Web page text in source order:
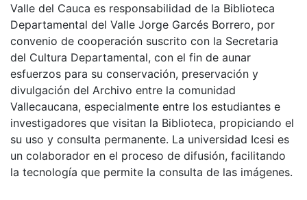
Valle del Cauca es responsabilidad de la Biblioteca
Departamental del Valle Jorge Garcés Borrero, por
convenio de cooperación suscrito con la Secretaria
del Cultura Departamental, con el fin de aunar
esfuerzos para su conservación, preservación y
divulgación del Archivo entre la comunidad
Vallecaucana, especialmente entre los estudiantes e
investigadores que visitan la Biblioteca, propiciando el
su uso y consulta permanente. La universidad Icesi es
un colaborador en el proceso de difusión, facilitando
la tecnología que permite la consulta de las imágenes.